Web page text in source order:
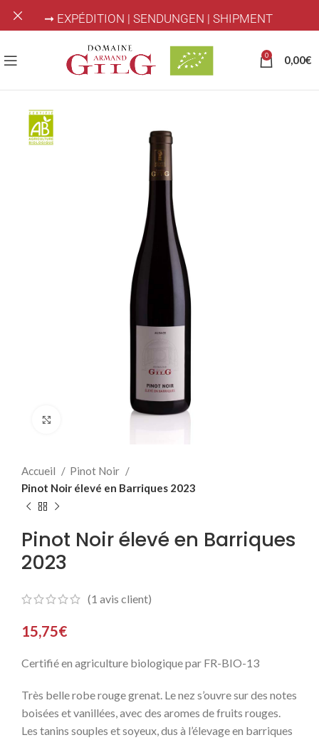
0 0,00€
Click to enlarge
Accueil
Pinot Noir
Pinot Noir élevé en Barriques 2023
Pinot Noir élevé en Barriques
2023
(1 avis client)
15,75€
Certifié en agriculture biologique par FR-BIO-13
Très belle robe rouge grenat. Le nez s’ouvre sur des notes
boisées et vanillées, avec des aromes de fruits rouges.
Les tanins souples et soyeux, dus à l’élevage en barriques
➞ EXPÉDITION | SENDUNGEN | SHIPMENT